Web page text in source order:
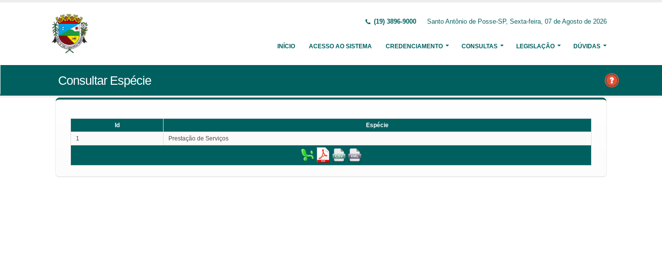
(19) 3896-9000 Santo Antônio de Posse-SP, Sexta-feira, 07 de Agosto de 2026
INÍCIO ACESSO AO SISTEMA CREDENCIAMENTO CONSULTAS LEGISLAÇÃO DÚVIDAS
Consultar Espécie
Id
Espécie
1
Prestação de Serviços